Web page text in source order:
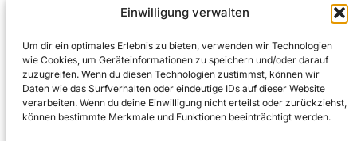
Einwilligung verwalten
Um dir ein optimales Erlebnis zu bieten, verwenden wir Technologien
wie Cookies, um Geräteinformationen zu speichern und/oder darauf
zuzugreifen. Wenn du diesen Technologien zustimmst, können wir
Daten wie das Surfverhalten oder eindeutige IDs auf dieser Website
verarbeiten. Wenn du deine Einwilligung nicht erteilst oder zurückziehst,
können bestimmte Merkmale und Funktionen beeinträchtigt werden.
Leckerlife
Lecker essen – gesund leben.